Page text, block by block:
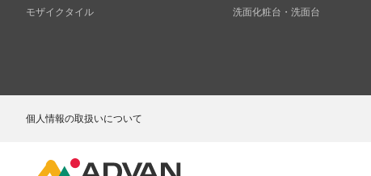
モザイクタイル
洗面化粧台・洗面台
個人情報の取扱いについて